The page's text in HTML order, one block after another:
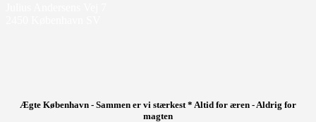
Ægte København - Sammen er vi stærkest * Altid for æren - Aldrig for
magten